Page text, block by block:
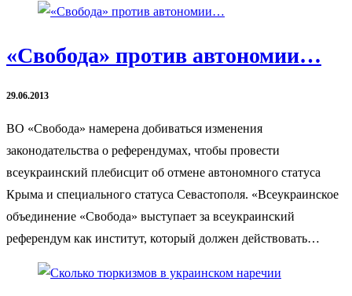
«Свобода» против автономии…
29.06.2013
ВО «Свобода» намерена добиваться изменения
законодательства о референдумах, чтобы провести
всеукраинский плебисцит об отмене автономного статуса
Крыма и специального статуса Севастополя. «Всеукраинское
объединение «Свобода» выступает за всеукраинский
референдум как институт, который должен действовать…